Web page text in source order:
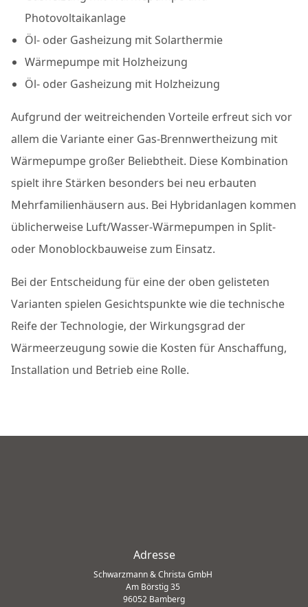
Photovoltaikanlage
Öl- oder Gasheizung mit Solarthermie
Wärmepumpe mit Holzheizung
Öl- oder Gasheizung mit Holzheizung
Aufgrund der weitreichenden Vorteile erfreut sich vor
allem die Variante einer Gas-Brennwertheizung mit
Wärmepumpe großer Beliebtheit. Diese Kombination
spielt ihre Stärken besonders bei neu erbauten
Mehrfamilienhäusern aus. Bei Hybridanlagen kommen
üblicherweise Luft/Wasser-Wärmepumpen in Split-
oder Monoblockbauweise zum Einsatz.
Bei der Entscheidung für eine der oben gelisteten
Varianten spielen Gesichtspunkte wie die technische
Reife der Technologie, der Wirkungsgrad der
Wärmeerzeugung sowie die Kosten für Anschaffung,
Installation und Betrieb eine Rolle.
Adresse
Schwarzmann & Christa GmbH
Am Börstig 35
96052 Bamberg